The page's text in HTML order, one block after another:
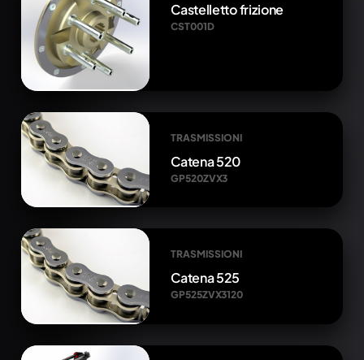
Castelletto frizione
CST001D
TRASMISSIONI
Catena 520
GP520ZVX3
TRASMISSIONI
Catena 525
GP525ZVX3120